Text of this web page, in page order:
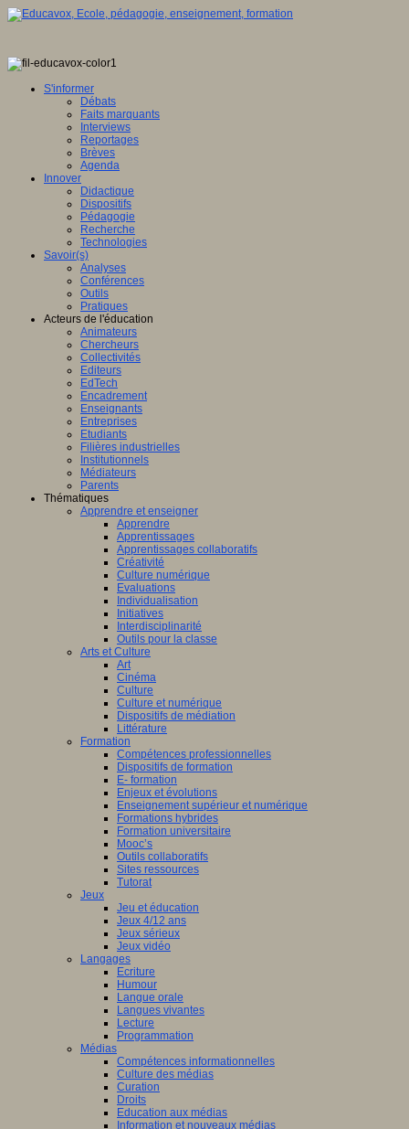
S'informer
Débats
Faits marquants
Interviews
Reportages
Brèves
Agenda
Innover
Didactique
Dispositifs
Pédagogie
Recherche
Technologies
Savoir(s)
Analyses
Conférences
Outils
Pratiques
Acteurs de l'éducation
Animateurs
Chercheurs
Collectivités
Editeurs
EdTech
Encadrement
Enseignants
Entreprises
Etudiants
Filières industrielles
Institutionnels
Médiateurs
Parents
Thématiques
Apprendre et enseigner
Apprendre
Apprentissages
Apprentissages collaboratifs
Créativité
Culture numérique
Evaluations
Individualisation
Initiatives
Interdisciplinarité
Outils pour la classe
Arts et Culture
Art
Cinéma
Culture
Culture et numérique
Dispositifs de médiation
Littérature
Formation
Compétences professionnelles
Dispositifs de formation
E- formation
Enjeux et évolutions
Enseignement supérieur et numérique
Formations hybrides
Formation universitaire
Mooc’s
Outils collaboratifs
Sites ressources
Tutorat
Jeux
Jeu et éducation
Jeux 4/12 ans
Jeux sérieux
Jeux vidéo
Langages
Ecriture
Humour
Langue orale
Langues vivantes
Lecture
Programmation
Médias
Compétences informationnelles
Culture des médias
Curation
Droits
Education aux médias
Information et nouveaux médias